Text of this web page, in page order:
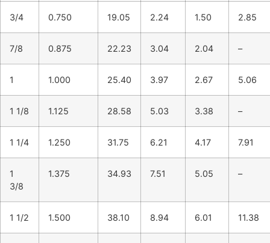
3/4 0.750 19.05 2.24 1.50 2.85
7/8 0.875 22.23 3.04 2.04 –
1 1.000 25.40 3.97 2.67 5.06
1 1/8 1.125 28.58 5.03 3.38 –
1 1/4 1.250 31.75 6.21 4.17 7.91
1
3/8
1.375 34.93 7.51 5.05 –
1 1/2 1.500 38.10 8.94 6.01 11.38